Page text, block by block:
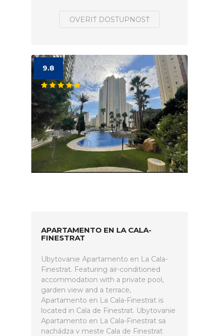
OVERIŤ DOSTUPNOSŤ
9.8
APARTAMENTO EN LA CALA-
FINESTRAT
Ubytovanie Apartamento en La Cala-
Finestrat. Featuring air-conditioned
accommodation with a private pool,
garden view and a terrace,
Apartamento en La Cala-Finestrat is
located in Cala de Finestrat. Ubytovanie
Apartamento en La Cala-Finestrat sa
nachádza v meste Cala de Finestrat